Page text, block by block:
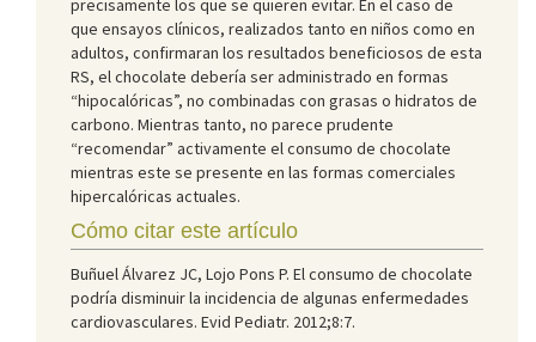
que ensayos clínicos, realizados tanto en niños como en
adultos, confirmaran los resultados beneficiosos de esta
RS, el chocolate debería ser administrado en formas
“hipocalóricas”, no combinadas con grasas o hidratos de
carbono. Mientras tanto, no parece prudente
“recomendar” activamente el consumo de chocolate
mientras este se presente en las formas comerciales
hipercalóricas actuales.
Cómo citar este artículo
Buñuel Álvarez JC, Lojo Pons P. El consumo de chocolate
podría disminuir la incidencia de algunas enfermedades
cardiovasculares. Evid Pediatr. 2012;8:7.